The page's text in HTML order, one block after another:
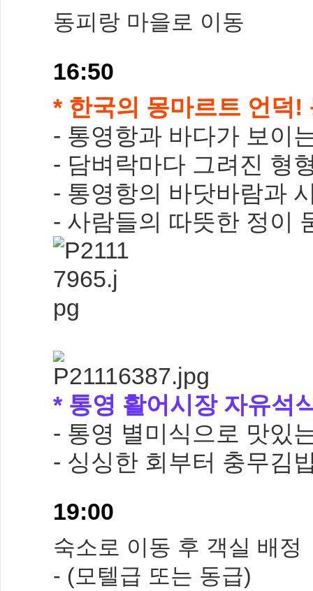
동피랑 마을로 이동
16:50
* 한국의 몽마르트 언덕!
- 통영항과 바다가 보이
- 담벼락마다 그려진 형
- 통영항의 바닷바람과
- 사람들의 따뜻한 정이
* 통영 활어시장 자유석
- 통영 별미식으로 맛있
- 싱싱한 회부터 충무김
19:00
숙소로 이동 후 객실 배정
- (모텔급 또는 동급)